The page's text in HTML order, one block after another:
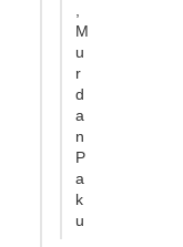
,
M
u
r
d
a
n
P
a
k
u